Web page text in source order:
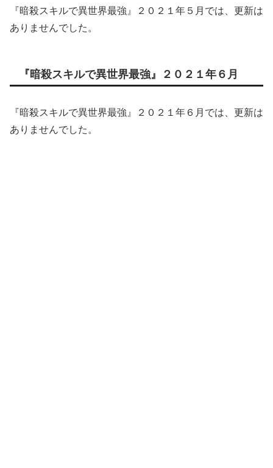
『暗殺スキルで異世界最強』２０２１年５月では、更新は
ありませんでした。
『暗殺スキルで異世界最強』２０２１年６月
『暗殺スキルで異世界最強』２０２１年６月では、更新は
ありませんでした。